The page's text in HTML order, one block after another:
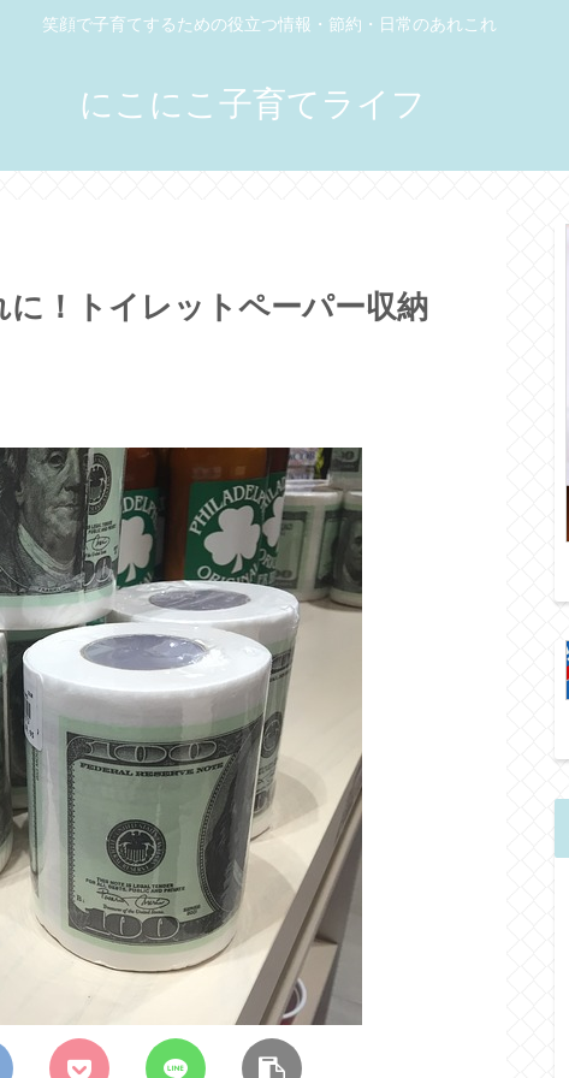
笑顔で子育てするための役立つ情報・節約・日常のあれこれ
にこにこ子育てライフ
！トイレットペーパー収納